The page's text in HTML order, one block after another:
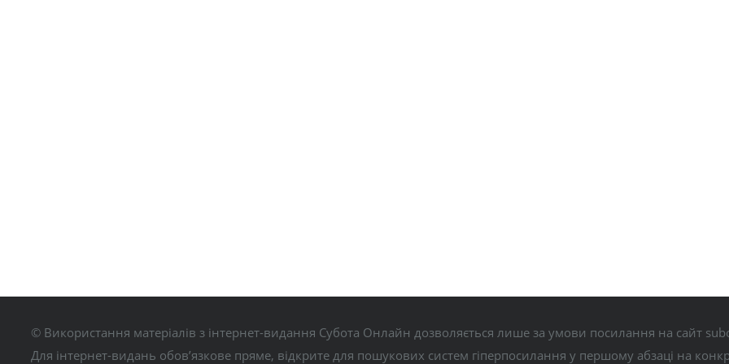
© Використання матеріалів з інтернет-видання Субота Онлайн дозволяється лише за умови посилання на сайт
Для інтернет-видань обов’язкове пряме, відкрите для пошукових систем гіперпосилання у першому абзаці на